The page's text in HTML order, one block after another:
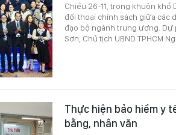
Chiều 26-11, trong khuôn khổ
đối thoại chính sách giữa các
đạo bộ ngành trung ương. Dự
Sơn, Chủ tịch UBND TPHCM
Thực hiện bảo hiểm y
bằng, nhân văn